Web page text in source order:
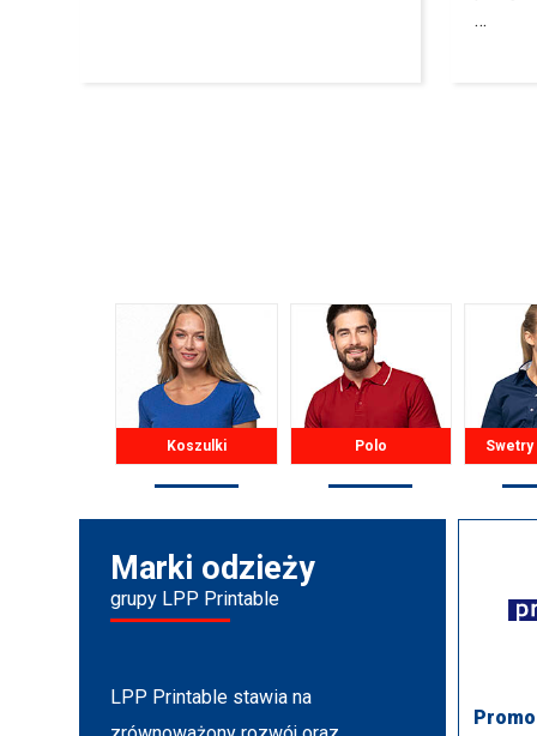
…
Koszulki Polo
Marki odzieży
grupy LPP Printable
LPP Printable stawia na